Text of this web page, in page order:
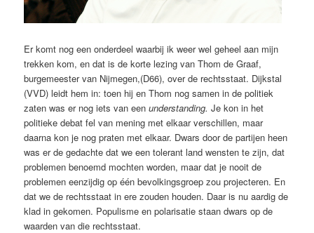
Er komt nog een onderdeel waarbij ik weer wel geheel aan mijn
trekken kom, en dat is de korte lezing van Thom de Graaf,
burgemeester van Nijmegen,(D66), over de rechtsstaat. Dijkstal
(VVD) leidt hem in: toen hij en Thom nog samen in de politiek
zaten was er nog iets van eenunderstanding. Je kon in het
politieke debat fel van mening met elkaar verschillen, maar
daarna kon je nog praten met elkaar. Dwars door de partijen heen
was er de gedachte dat we een tolerant land wensten te zijn, dat
problemen benoemd mochten worden, maar dat je nooit de
problemen eenzijdig op één bevolkingsgroep zou projecteren. En
dat we de rechtsstaat in ere zouden houden. Daar is nu aardig de
klad in gekomen. Populisme en polarisatie staan dwars op de
waarden van die rechtsstaat.